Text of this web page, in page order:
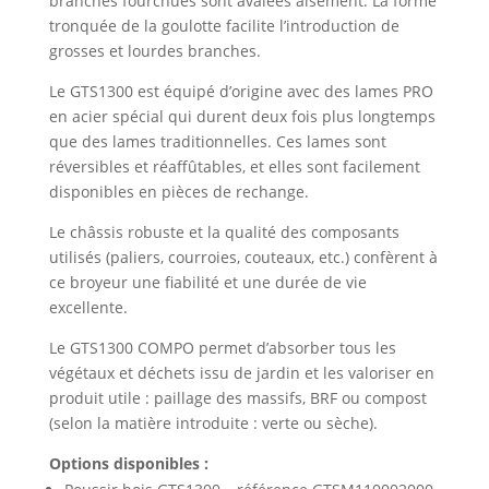
tronquée de la goulotte facilite l’introduction de
grosses et lourdes branches.
Le GTS1300 est équipé d’origine avec des lames PRO
en acier spécial qui durent deux fois plus longtemps
que des lames traditionnelles. Ces lames sont
réversibles et réaffûtables, et elles sont facilement
disponibles en pièces de rechange.
Le châssis robuste et la qualité des composants
utilisés (paliers, courroies, couteaux, etc.) confèrent à
ce broyeur une fiabilité et une durée de vie
excellente.
Le GTS1300 COMPO permet d’absorber tous les
végétaux et déchets issu de jardin et les valoriser en
produit utile : paillage des massifs, BRF ou compost
(selon la matière introduite : verte ou sèche).
Options disponibles :